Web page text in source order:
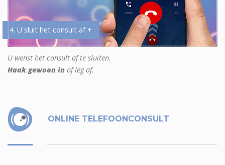
4. U sluit het consult af +
U wenst het consult af te sluiten.
Haak gewoon in of leg af.
ONLINE TELEFOONCONSULT